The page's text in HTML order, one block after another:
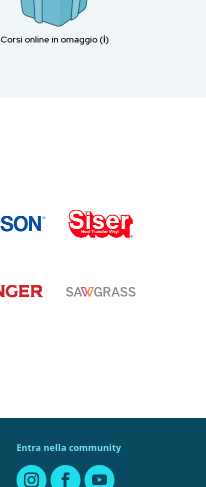
Corsi online in omaggio (ℹ︎)
Entra nella community